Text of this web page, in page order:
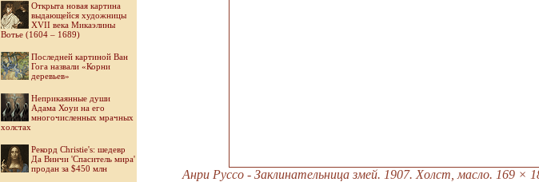
Открыта новая картина
выдающейся художницы
XVII века Микаэлины
Вотье (1604 – 1689)
Последней картиной Ван
Гога назвали «Корни
деревьев»
Неприкаянные души
Адама Хоуи на его
многочисленных мрачных
холстах
Рекорд Christie's: шедевр
Да Винчи 'Спаситель мира'
продан за $450 млн
Анри Руссо - Заклинательница змей. 1907. Холст, масло. 169